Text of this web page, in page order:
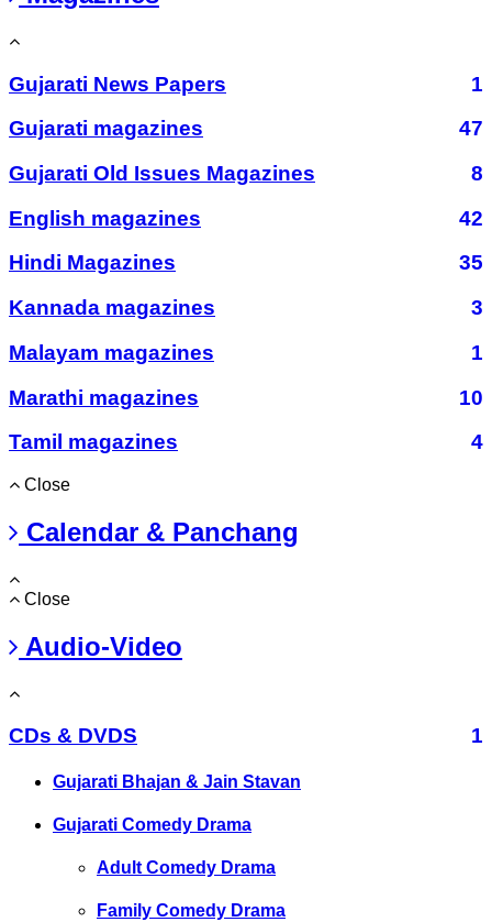
Gujarati News Papers
1
Gujarati magazines
47
Gujarati Old Issues Magazines
8
English magazines
42
Hindi Magazines
35
Kannada magazines
3
Malayam magazines
1
Marathi magazines
10
Tamil magazines
4
Close
Calendar & Panchang
Close
Audio-Video
CDs & DVDS 1
Gujarati Bhajan & Jain Stavan
Gujarati Comedy Drama
Adult Comedy Drama
Family Comedy Drama